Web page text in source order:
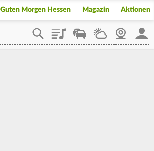
Guten Morgen Hessen Magazin Aktionen
PlaylistStaupilotWetterWebcam